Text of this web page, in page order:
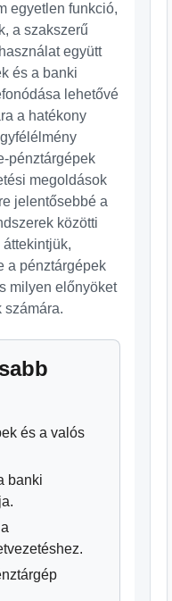
egyetlen funkció,
a szakszerű
együtt
és a banki
lehetővé
a hatékony
pénztárgépek
megoldások
jelentősebbé a
közötti
a pénztárgépek
milyen előnyöket
számára.
és a valós
banki